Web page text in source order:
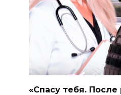
«Спасу тебя. После